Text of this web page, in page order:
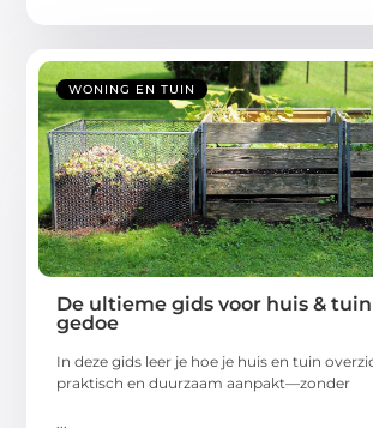
WONING EN TUIN
De ultieme gids voor huis &
gedoe
In deze gids leer je hoe je huis en tuin
praktisch en duurzaam aanpakt—zonder